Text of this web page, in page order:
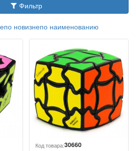
Фильтр
по новизнепо наименованию
Код товара:30660